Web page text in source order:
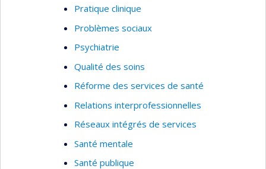
Pratique clinique
Problèmes sociaux
Psychiatrie
Qualité des soins
Réforme des services de santé
Relations interprofessionnelles
Réseaux intégrés de services
Santé mentale
Santé publique